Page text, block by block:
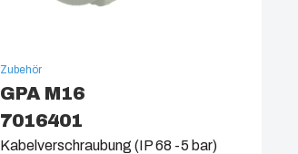
Zubehör
GPA M16
7016401
Kabelverschraubung (IP 68 -5 bar)